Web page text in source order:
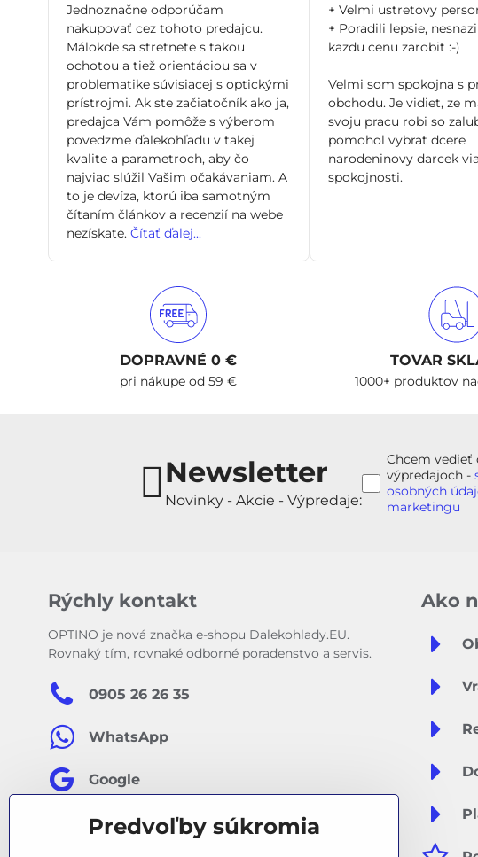
5
Jednoznačne odporúčam
nakupovať cez tohoto predajcu.
Málokde sa stretnete s takou
ochotou a tiež orientáciou sa v
problematike súvisiacej s optickými
prístrojmi. Ak ste začiatočník ako ja,
predajca Vám pomôže s výberom
povedzme ďalekohľadu v takej
kvalite a parametroch, aby čo
najviac slúžil Vašim očakávaniam. A
to je devíza, ktorú iba samotným
čítaním článkov a recenzií na webe
nezískate. Čítať ďalej...
+ Velmi ustretovy
+ Poradili lepsie,
kazdu cenu zarobit :-)
Velmi som spokojna s
obchodu. Je vidiet, ze
svoju pracu robi so
pomohol vybrat dcere
narodeninovy darcek
spokojnosti.
DOPRAVNÉ 0 €
pri nákupe od 59 €
TOVAR
1000+ produktov
Newsletter
Novinky - Akcie - Výpredaje:
Chcem vedieť
výpredajoch -
osobných
marketingu
Rýchly kontakt
OPTINO je nová značka e-shopu Dalekohlady.EU.
Rovnaký tím, rovnaké odborné poradenstvo a servis.
0905 26 26 35
WhatsApp
Google
Facebook
Ako
Predvoľby súkromia